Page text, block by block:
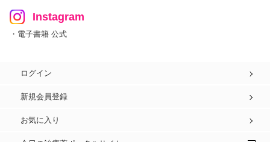
Instagram
・電子書籍 公式
ログイン
新規会員登録
お気に入り